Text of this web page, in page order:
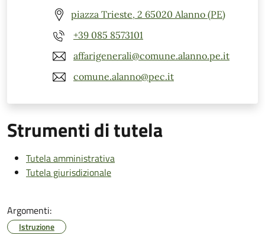
piazza Trieste, 2 65020 Alanno (PE)
+39 085 8573101
affarigenerali@comune.alanno.pe.it
comune.alanno@pec.it
Strumenti di tutela
Tutela amministrativa
Tutela giurisdizionale
Argomenti:
Istruzione